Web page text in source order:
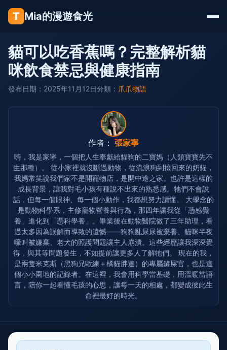
T Mia的漫遊食光
貓可以吃香蕉嗎？完整解析貓
咪飲食禁忌與健康指南
發布日期：2025年11月12日分類： 爪爪物語
作者： 張家寧
嗨，我是家寧，一個把人生奉獻給貓狗的二寶媽（人類寶寶先不
生那種）。 從小家裡就沒斷過動物，從流浪狗到撿回來的奶貓，
我媽常笑說我們家不是開寵物店，是開中途之家。也許是這樣的
成長背景，讓我對毛小孩有種說不出來的熟悉感。牠們不會說
話，但每一個眼神、每一個小動作，我都想努力讀懂。 大學念的
是動物科學系，主修寵物營養與行為，那四年讓我從「憑感覺
養」進化到「憑科學養」。畢業後在動物醫院做了三年助理，看
過太多因為誤解而導致的遺憾——狗狗亂尿尿被棄養、貓咪半夜
嚎叫被嫌棄、老犬的照護問題讓主人崩潰。這些經歷讓我深深覺
得，與其等問題發生，不如提前讓更多人了解牠們。 現在的我，
是兩隻米克斯（黑狗兄歐練＋橘貓胖達）的專屬鏟屎官，也是這
個小小園地的記錄者。在這裡，我會用科學當基礎，用溫暖當語
言，陪你一起看懂毛孩的心思，讓每一天的相處，都變成彼此生
命裡最好的時光。